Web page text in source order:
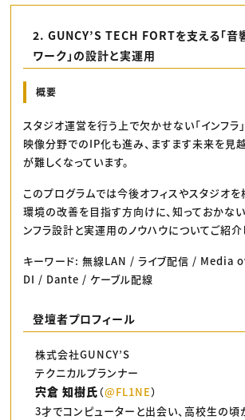
2. GUNCY’S TECH FORTを支える「音響
ワーク」の設計と実運用
概要
スタジオ運営を行う上で欠かせない「インフラ
映像分野でのIP化も進み、ますます未来を見
が難しくなっています。
このプログラムでは今後オフィスやスタジオ
環境の改善を目指す方向けに、知っておかな
ンフラ設計と実運用のノウハウについてご紹介
キーワード: 無線LAN / ライブ配信 /
DI / Dante / ケーブル配線
登壇者プロフィール
株式会社GUNCY’S
テクニカルプランナー
宍倉 知樹氏（@FL1NE）
3才でコンピューターと出会い、高校生の